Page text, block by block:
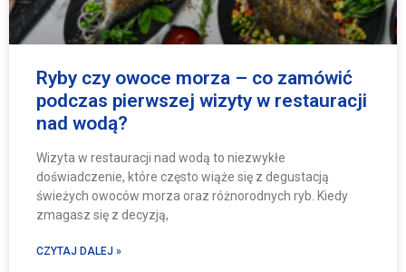
Ryby czy owoce morza – co zamówić
podczas pierwszej wizyty w restauracji
nad wodą?
Wizyta w restauracji nad wodą to niezwykłe
doświadczenie, które często wiąże się z degustacją
świeżych owoców morza oraz różnorodnych ryb. Kiedy
zmagasz się z decyzją,
CZYTAJ DALEJ »